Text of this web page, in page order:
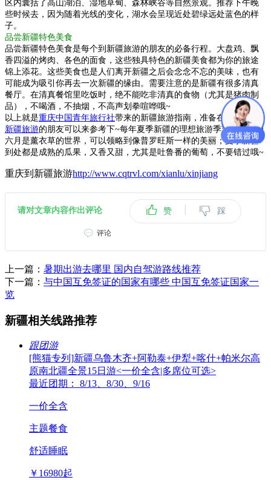
区内囊括了高山湖泊、湿地草甸、森林峡谷等自然景观。推荐下午晚
些时候去，因为随着光线的变化，湖水会呈现近处碧绿远处蓝色的样
子。
品尝新疆特色美食
品尝新疆特色美食是每个到新疆旅游的朋友的必备行程。大盘鸡、飘
香四溢的烤肉、各色的面食，这些独具特色的新疆美食都为你的旅途
锦上添花。这些美食也是人们离开新疆之后会念念不忘的美味，也有
可能成为吸引你再去一次新疆的缘由。需要注意的是新疆有很多清真
餐厅。在清真餐馆里吃饭时，绝不能吃非清真的食物（尤其是猪肉制
品），不喝酒，不抽烟，不高声划拳喧哗哦~
以上就是重庆中国青年旅行社带来的新疆旅游指南，准备在夏季前往
新疆旅游的朋友可以来参考下~每年夏季新疆的理想旅游季节，伊犁的
六月是薰衣草的世界，可以领略到像普罗旺斯一样的美丽；夏季新疆
到处都是成熟的瓜果，又香又甜，尤其是吐鲁番的葡萄，不要错过哦~
重庆到新疆旅游http://www.cqtrvl.com/xianlu/xinjiang
请对文章内容作出评论 赞 | 踩
评论
上一篇： 暑期出游去哪里 国内自驾游路线推荐
下一篇： 与中国互免签证的国家有哪些 中国互免签证国家一
览
新疆相关线路推荐
跟团游
[熊猫专列]新疆乌鲁木齐+阿勒泰+伊犁+喀什+帕米尔高
原南北疆全景15日游<一价全含|多席位可选>
最近团期： 8/13、8/30、9/16
一价全含
主题餐食
舒适睡眠
￥ 16980起